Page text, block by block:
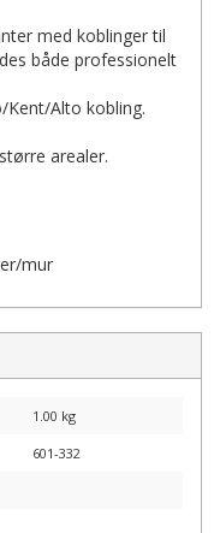
med koblinger til
både professionelt
Kent/Alto kobling.
arealer.
mur
1.00 kg
601-332